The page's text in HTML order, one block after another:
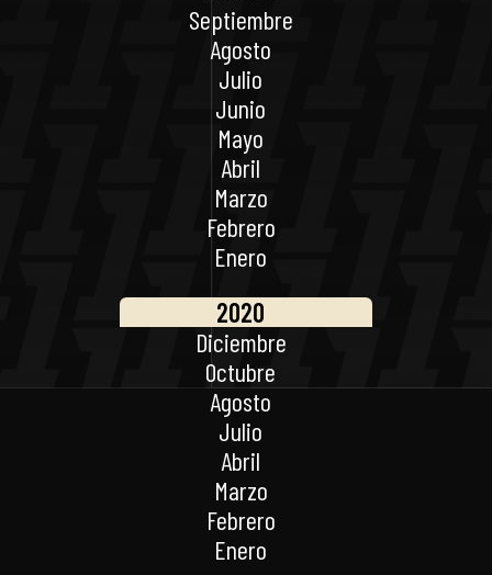
Septiembre
Agosto
Julio
Junio
Mayo
Abril
Marzo
Febrero
Enero
2020
Diciembre
Octubre
Agosto
Julio
Abril
Marzo
Febrero
Enero